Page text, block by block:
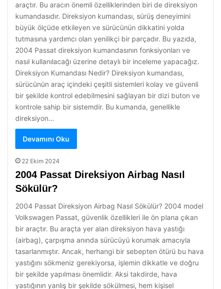
araçtır. Bu aracın önemli özelliklerinden biri de direksiyon
kumandasıdır. Direksiyon kumandası, sürüş deneyimini
büyük ölçüde etkileyen ve sürücünün dikkatini yolda
tutmasına yardımcı olan yenilikçi bir parçadır. Bu yazıda,
2004 Passat direksiyon kumandasının fonksiyonları ve
nasıl kullanılacağı üzerine detaylı bir inceleme yapacağız.
Direksiyon Kumandası Nedir? Direksiyon kumandası,
sürücünün araç içindeki çeşitli sistemleri kolay ve güvenli
bir şekilde kontrol edebilmesini sağlayan bir dizi buton ve
kontrole sahip bir sistemdir. Bu kumanda, genellikle
direksiyon…
Devamını Oku
22 Ekim 2024
2004 Passat Direksiyon Airbag Nasıl
Sökülür?
2004 Passat Direksiyon Airbag Nasıl Sökülür? 2004 model
Volkswagen Passat, güvenlik özellikleri ile ön plana çıkan
bir araçtır. Bu araçta yer alan direksiyon hava yastığı
(airbag), çarpışma anında sürücüyü korumak amacıyla
tasarlanmıştır. Ancak, herhangi bir sebepten ötürü bu hava
yastığını sökmeniz gerekiyorsa, işlemin dikkatle ve doğru
bir şekilde yapılması önemlidir. Aksi takdirde, hava
yastığının yanlış bir şekilde sökülmesi, hem kişisel